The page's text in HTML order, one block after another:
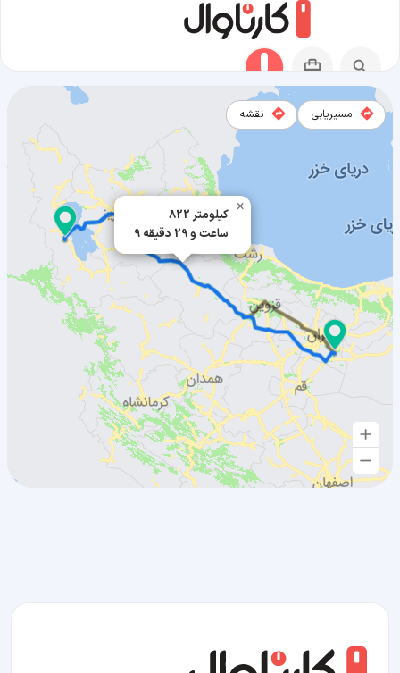
822 کیلومتر
9 ساعت و 29 دقیقه
×
مسیریابی نقشه
مسیر پیشوا به ارومیه